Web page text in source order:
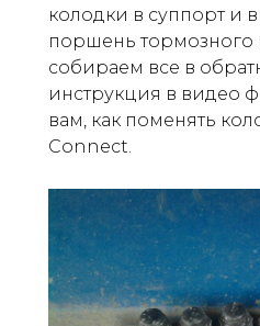
колодки в суппорт и
поршень тормозного
собираем все в
инструкция в видео
вам, как поменять
Connect.